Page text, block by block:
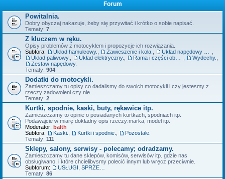
Forum
Powitalnia.
Dobry obyczaj nakazuje, żeby się przywitać i krótko o sobie napisać.
Tematy: 7
Z kluczem w ręku.
Opisy problemów z motocyklem i propozycje ich rozwiązania.
Subfora:
Układ hamulcowy. Zawieszenie i koła.
Układ paliwowy.
Układ elektryczny. Wydechy.
Zestaw napędowy.
Tematy: 904
Dodatki do motocykli.
Zamieszczamy tu opisy co dadalismy do swoich motocykli i czy jestesmy z
rzeczy zadowoleni czy nie.
Tematy: 2
Kurtki, spodnie, kaski, buty, rękawice itp.
Zamieszczamy to opinie o posiadanych kurtkach, spodniach itp.
Podawajcie w miarę dokładny opis rzeczy:marka, model itp.
Moderator: balth
Subfora:
Kaski. Kurtki i spodnie.
Pozostałe.
Tematy: 111
Sklepy, salony, serwisy - polecamy; odradzamy.
Zamieszczamy tu dane sklepów, komisów, serwisów itp. gdzie nas
obsługiwano, i które chcielibysmy polecić innym lub wręcz przeciwnie.
Subforum:
Tematy: 86